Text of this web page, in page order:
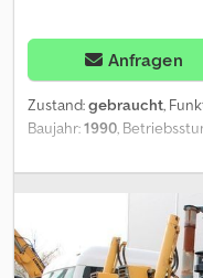
Anfragen
Zustand:gebraucht,
Baujahr:1990,
Tandemwalze
Motortyp: Deutz BF4L
Vibration an beiden
Betriebsstunden: 1.901
INZAHLUNGNAHMEN VON
MERCEDES, DAF,